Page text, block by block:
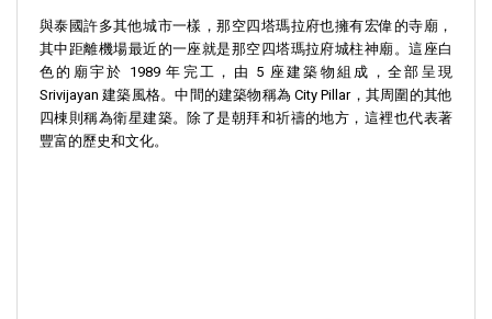
與泰國許多其他城市一樣，那空四塔瑪拉府也擁有宏偉的寺廟，
其中距離機場最近的一座就是那空四塔瑪拉府城柱神廟。這座白
色的廟宇於 1989 年完工，由 5 座建築物組成，全部呈現
Srivijayan 建築風格。中間的建築物稱為 City Pillar，其周圍的其他
四棟則稱為衛星建築。除了是朝拜和祈禱的地方，這裡也代表著
豐富的歷史和文化。